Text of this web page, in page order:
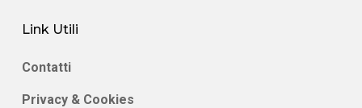
Link Utili
Contatti
Privacy & Cookies